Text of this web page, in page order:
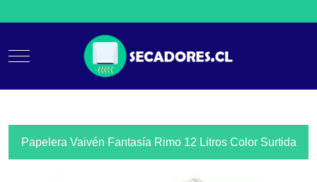
Mobile Menu Toggle
Papelera Vaivén Fantasía Rimo 12 Litros Color Surtida